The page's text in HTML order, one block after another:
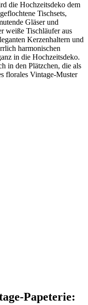
die Hochzeitsdeko dem
Tischsets,
Gläser und
weiße Tischläufer aus
Kerzenhaltern und
harmonischen
in die Hochzeitsdeko.
in den Plätzchen, die als
florales Vintage-Muster
Papeterie: